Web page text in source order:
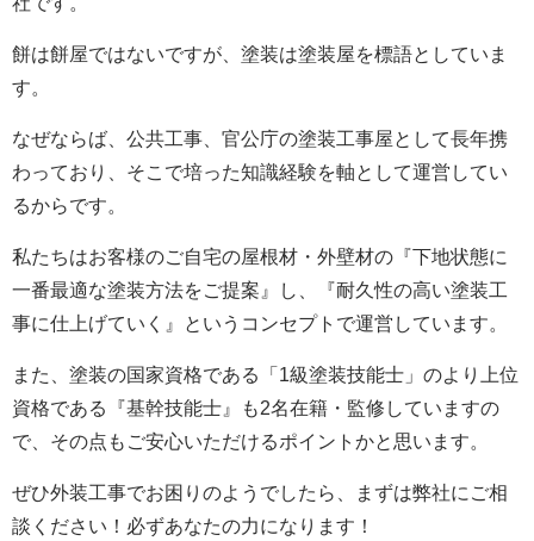
餅は餅屋ではないですが、塗装は塗装屋を標語としていま
す。
なぜならば、公共工事、官公庁の塗装工事屋として長年携
わっており、そこで培った知識経験を軸として運営してい
るからです。
私たちはお客様のご自宅の屋根材・外壁材の『下地状態に
一番最適な塗装方法をご提案』し、『耐久性の高い塗装工
事に仕上げていく』というコンセプトで運営しています。
また、塗装の国家資格である「1級塗装技能士」のより上位
資格である『基幹技能士』も2名在籍・監修していますの
で、その点もご安心いただけるポイントかと思います。
ぜひ外装工事でお困りのようでしたら、まずは弊社にご相
談ください！必ずあなたの力になります！